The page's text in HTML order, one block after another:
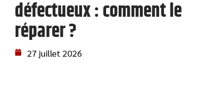
défectueux : comment le
réparer ?
27 juillet 2026